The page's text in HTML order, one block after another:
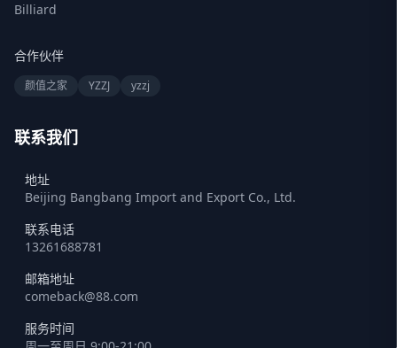
Billiard
合作伙伴
颜值之家 YZZJ yzzj
联系我们
地址
Beijing Bangbang Import and Export Co., Ltd.
联系电话
13261688781
邮箱地址
comeback@88.com
服务时间